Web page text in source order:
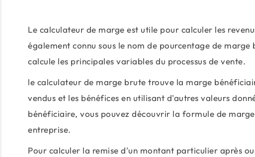
Le calculateur de marge est utile pour calculer les
également connu sous le nom de pourcentage de
calcule les principales variables du processus de vente.
le calculateur de marge brute trouve la marge
vendus et les bénéfices en utilisant d'autres valeurs
bénéficiaire, vous pouvez découvrir la formule de
entreprise.
Pour calculer la remise d'un montant particulier après